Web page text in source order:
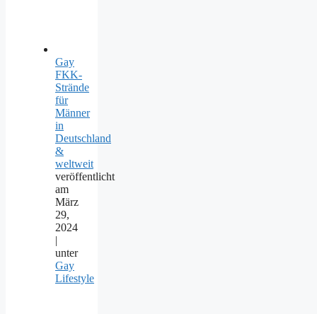
Gay
FKK-
Strände
für
Männer
in
Deutschland
&
weltweit
veröffentlicht
am
März
29,
2024
|
unter
Gay
Lifestyle